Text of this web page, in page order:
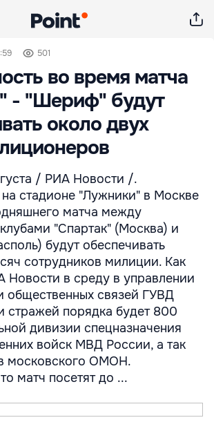
501
во время матча
- "Шериф" будут
около двух
/ РИА Новости /.
на стадионе "Лужники" в Москве
матча между
"Спартак" (Москва) и
будут обеспечивать
сотрудников милиции. Как
в среду в управлении
общественных связей ГУВД
стражей порядка будет 800
дивизии спецназначения
войск МВД России, а так
московского ОМОН.
матч посетят до ...